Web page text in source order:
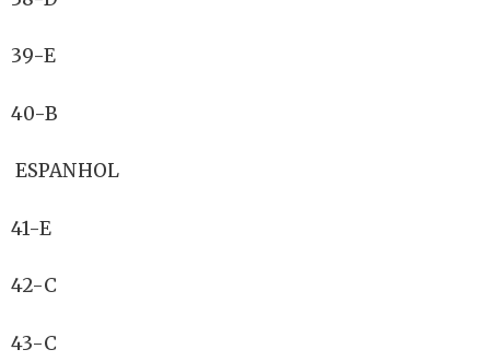
39-E
40-B
ESPANHOL
41-E
42-C
43-C